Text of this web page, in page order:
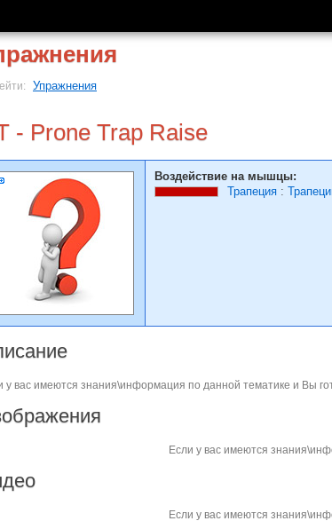
Упражнения
- Prone Trap Raise
Воздействие на мышцы:
Трапеция :
у вас имеются знания\информация по данной тематике и Вы
Если у вас имеются
Если у вас имеются